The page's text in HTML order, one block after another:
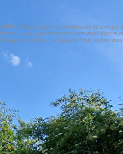
pour gérer votre demande de
», vous pouvez exercer votre droit d'accès
« Bloctel », sur laquelle vous pouvez